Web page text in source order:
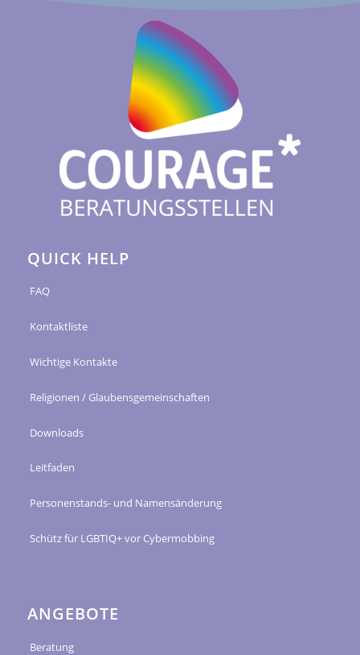
QUICK HELP
FAQ
Kontaktliste
Wichtige Kontakte
Religionen / Glaubensgemeinschaften
Downloads
Leitfaden
Personenstands- und Namensänderung
Schütz für LGBTIQ+ vor Cybermobbing
ANGEBOTE
Beratung